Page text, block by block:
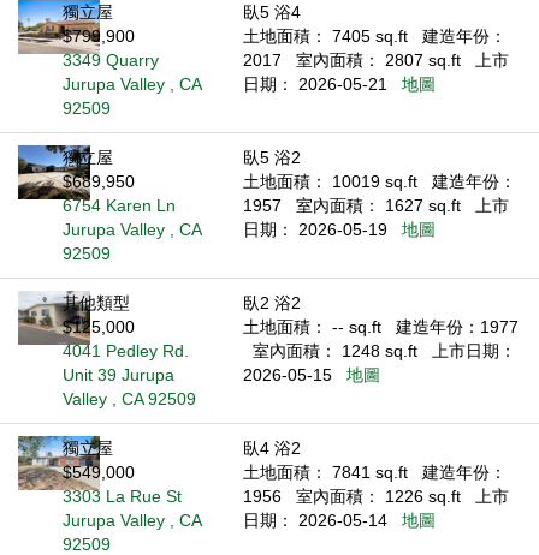
獨立屋
$799,900
3349 Quarry
Jurupa Valley , CA
92509
臥5 浴4
土地面積： 7405 sq.ft
建造年份：
2017
室內面積： 2807 sq.ft
上市
日期： 2026-05-21
地圖
獨立屋
$689,950
6754 Karen Ln
Jurupa Valley , CA
92509
臥5 浴2
土地面積： 10019 sq.ft
建造年份：
1957
室內面積： 1627 sq.ft
上市
日期： 2026-05-19
地圖
其他類型
$125,000
4041 Pedley Rd.
Unit 39 Jurupa
Valley , CA 92509
臥2 浴2
土地面積： -- sq.ft
建造年份：1977
室內面積： 1248 sq.ft
上市日期：
2026-05-15
地圖
獨立屋
$549,000
3303 La Rue St
Jurupa Valley , CA
92509
臥4 浴2
土地面積： 7841 sq.ft
建造年份：
1956
室內面積： 1226 sq.ft
上市
日期： 2026-05-14
地圖